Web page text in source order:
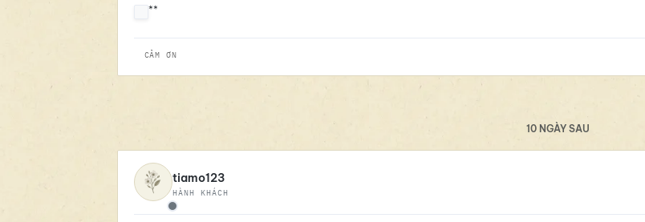
**
CẢM ƠN
10 NGÀY SAU
Ngoại tuyến
tiamo123
HÀNH KHÁCH